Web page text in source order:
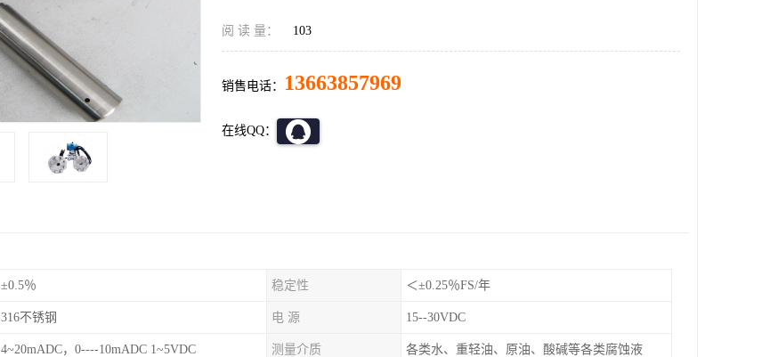
阅 读 量： 103
销售电话： 13663857969
在线QQ：
±0.5％ 稳定性 ＜±0.25％FS/年
316不锈钢 电 源 15--30VDC
4~20mADC，0----10mADC 1~5VDC 测量介质 各类水、重轻油、原油、酸碱等各类腐蚀液